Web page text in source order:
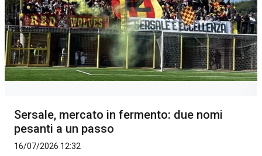
Sersale, mercato in fermento: due nomi
pesanti a un passo
16/07/2026 12:32